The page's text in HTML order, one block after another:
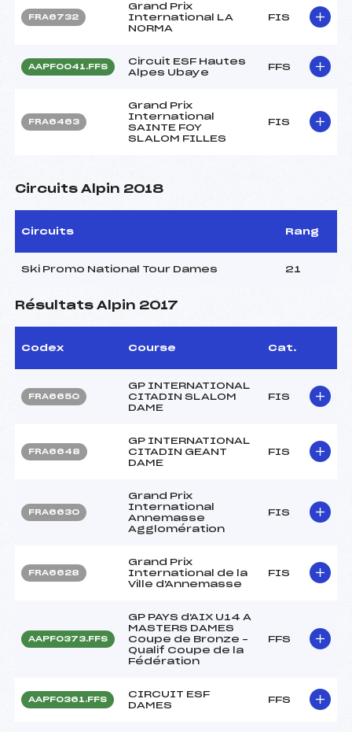
FRA6732
Grand Prix
International LA
NORMA
FIS
AAPF0041.FFS
Circuit ESF Hautes
Alpes Ubaye
FFS
FRA6463
Grand Prix
International
SAINTE FOY
SLALOM FILLES
FIS
Circuits Alpin 2018
Circuits Rang
Ski Promo National Tour Dames 21
Résultats Alpin 2017
Codex Course Cat.
FRA6650
GP INTERNATIONAL
CITADIN SLALOM
DAME
FIS
FRA6648
GP INTERNATIONAL
CITADIN GEANT
DAME
FIS
FRA6630
Grand Prix
International
Annemasse
Agglomération
FIS
FRA6628
Grand Prix
International de la
Ville d'Annemasse
FIS
AAPF0373.FFS
GP PAYS d'AIX U14 A
MASTERS DAMES
Coupe de Bronze –
Qualif Coupe de la
Fédération
FFS
AAPF0361.FFS
CIRCUIT ESF
DAMES
FFS